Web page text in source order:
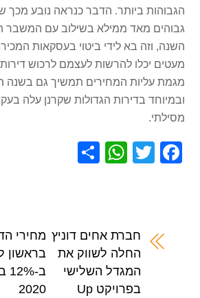
הגבוהות ביותר. הדבר כנראה נובע מכך
גבוהים מאד ממילא בשילוב עם המשבר
השנה, וזה בא לידי ביטוי בעסקאות
מעטים יכלו להרשות לעצמם לרכוש
מגמת עליות המחירים תמשיך גם בשנה
ובמיוחד בדירות הגדולות שקרנן עלה
מסילתי.
F
b
T
W
A
p
p
חברת אחים דוניץ
החלה לשווק את
המגדל השלישי
בפרויקט Up
מחירי
בראשון
2020